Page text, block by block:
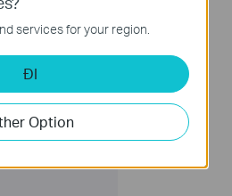
services for your region.
ĐI
Option